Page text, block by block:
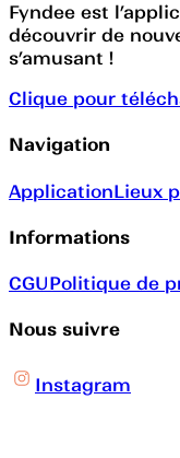
Fyndee est
découvrir de
s’amusant !
Clique pour
Navigation
ApplicationLieux
Informations
CGUPolitique de
Nous suivre
Instagram